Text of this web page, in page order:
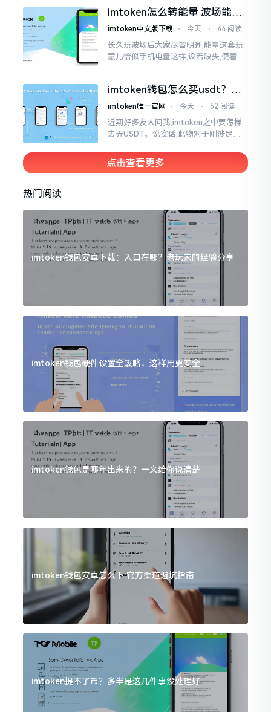
给予支持
imtoken怎么转能量 波场能量
转换教程
imtoken中文版下载 ⋅ 今天 ⋅ 44 阅读
长久玩波场后大家尽皆明晰,能量这套玩
意儿恰似手机电量这样,设若缺失,便着实
imtoken钱包怎么买usdt？老
手教你简单三步搞定
imtoken唯一官网 ⋅ 今天 ⋅ 52 阅读
近期好多友人问我,imtoken之中要怎样
去弄USDT。说实话,此物对于刚涉足币
泰达币,跟美元以1:1挂钩
点击查看更多
热门阅读
imtoken钱包安卓下载：入口在哪？老玩家的经验分享
imtoken钱包硬件设置全攻略，这样用更安全
imtoken钱包是哪年出来的？一文给你说清楚
imtoken钱包安卓怎么下 官方渠道避坑指南
imtoken提不了币？多半是这几件事没处理好